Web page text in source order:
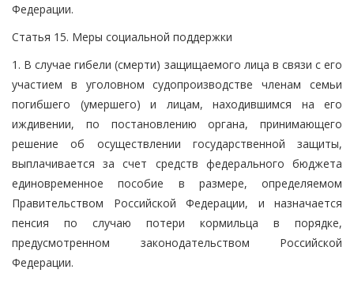
Федерации.
Статья 15. Меры социальной поддержки
1. В случае гибели (смерти) защищаемого лица в связи с его
участием в уголовном судопроизводстве членам семьи
погибшего (умершего) и лицам, находившимся на его
иждивении, по постановлению органа, принимающего
решение об осуществлении государственной защиты,
выплачивается за счет средств федерального бюджета
единовременное пособие в размере, определяемом
Правительством Российской Федерации, и назначается
пенсия по случаю потери кормильца в порядке,
предусмотренном законодательством Российской
Федерации.